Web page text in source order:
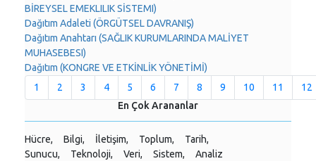
BİREYSEL EMEKLILIK SİSTEMI)
Dağıtım Adaleti (ÖRGÜTSEL DAVRANIŞ)
Dağıtım Anahtarı (SAĞLIK KURUMLARINDA MALİYET
MUHASEBESI)
Dağıtım (KONGRE VE ETKİNLİK YÖNETİMİ)
1
2 3 4 5 6 7 8 9 10 11
12
En Çok Arananlar
Hücre, Bilgi, İletişim, Toplum,
Tarih,
Sunucu,
Teknoloji, Veri, Sistem, Analiz